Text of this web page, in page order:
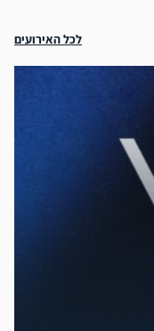
לכל האירועים